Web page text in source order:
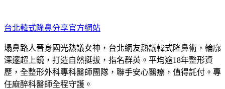
至
主
要
內
容
台北韓式隆鼻分享官方網站
塌鼻路人晉身國光熱議女神，台北網友熱議韓式隆鼻術，輪廓
深邃超上鏡，打造自然挺拔，指名群英。平均逾18年整形資
歷，全整形外科專科醫師團隊，聯手安心醫療，值得託付。專
任麻醉科醫師全程守護。